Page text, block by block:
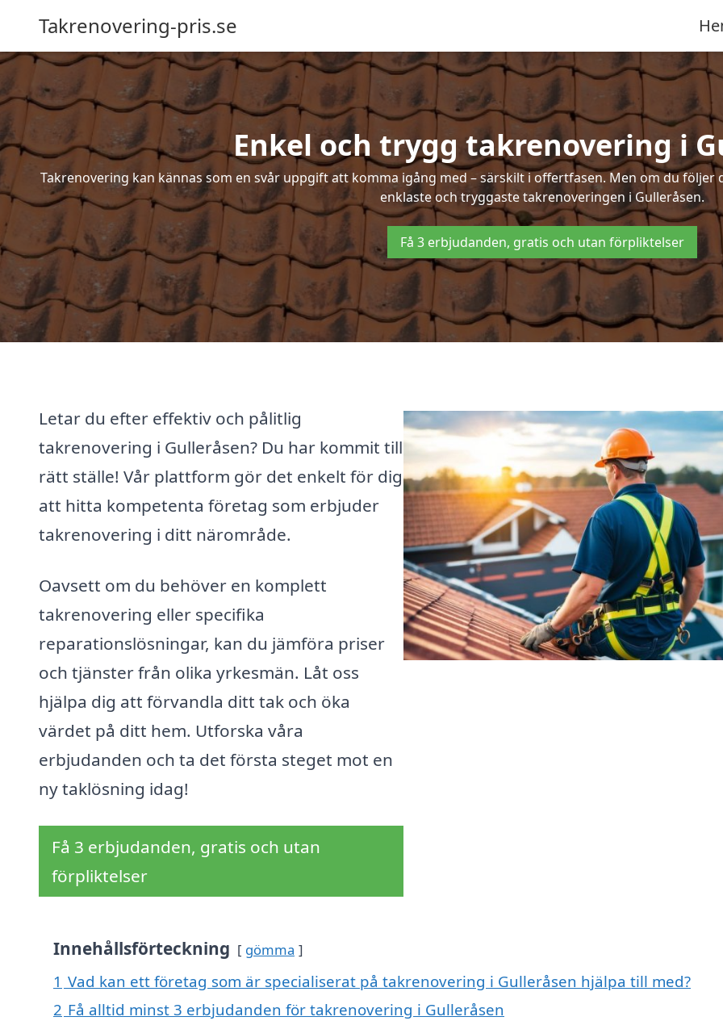
Takrenovering-pris.se
Enkel och trygg takrenovering i
Takrenovering kan kännas som en svår uppgift att komma igång med – särskilt i offertfasen. Men om du
enklaste och tryggaste takrenoveringen i Gulleråsen.
Få 3 erbjudanden, gratis och utan förpliktelser
Letar du efter effektiv och pålitlig
takrenovering i Gulleråsen? Du har kommit till
rätt ställe! Vår plattform gör det enkelt för dig
att hitta kompetenta företag som erbjuder
takrenovering i ditt närområde.
Oavsett om du behöver en komplett
takrenovering eller specifika
reparationslösningar, kan du jämföra priser
och tjänster från olika yrkesmän. Låt oss
hjälpa dig att förvandla ditt tak och öka
värdet på ditt hem. Utforska våra
erbjudanden och ta det första steget mot en
ny taklösning idag!
Få 3 erbjudanden, gratis och utan
förpliktelser
Innehållsförteckning gömma
1 Vad kan ett företag som är specialiserat på takrenovering i Gulleråsen hjälpa till med?
2 Få alltid minst 3 erbjudanden för takrenovering i Gulleråsen